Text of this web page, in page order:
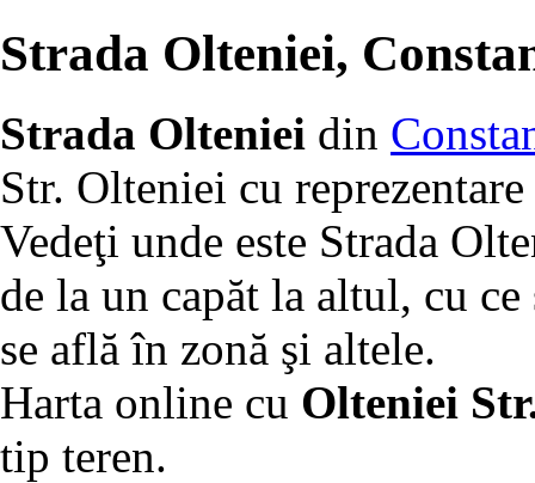
Strada Olteniei,
Strada Olteniei din
Str. Olteniei cu reprezentare
Vedeţi unde este Strada
de la un capăt la altul, cu
se află în zonă şi altele.
Harta online cu Olteniei
tip teren.